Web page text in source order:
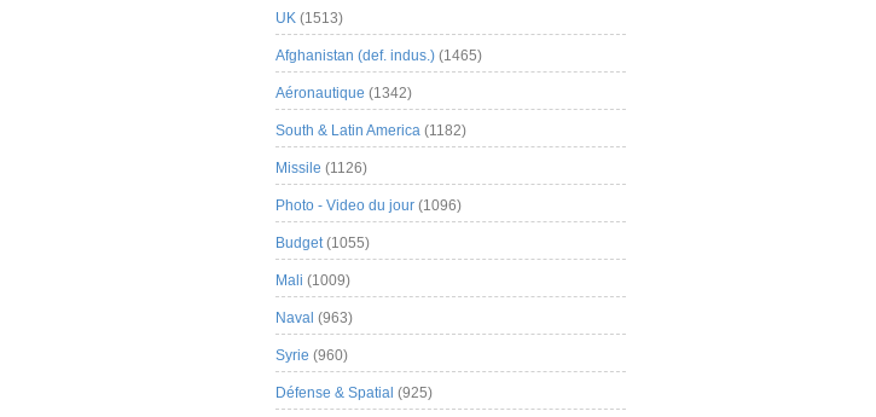
UK (1513)
Afghanistan (def. indus.) (1465)
Aéronautique (1342)
South & Latin America (1182)
Missile (1126)
Photo - Video du jour (1096)
Budget(1055)
Mali (1009)
Naval (963)
Syrie (960)
Défense & Spatial (925)